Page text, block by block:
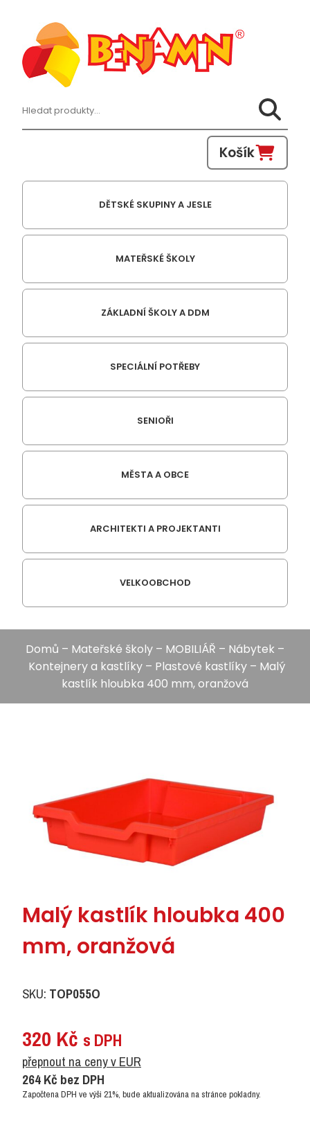
Hledat:
Košík
DĚTSKÉ SKUPINY A JESLE
MATEŘSKÉ ŠKOLY
ZÁKLADNÍ ŠKOLY A DDM
SPECIÁLNÍ POTŘEBY
SENIOŘI
MĚSTA A OBCE
ARCHITEKTI A PROJEKTANTI
VELKOOBCHOD
Domů – Mateřské školy – MOBILIÁŘ – Nábytek –
Kontejnery a kastlíky– Plastové kastlíky– Malý
kastlík hloubka 400 mm, oranžová
Malý kastlík hloubka 400
mm, oranžová
SKU: TOP055O
320 Kč s DPH
přepnout na ceny v EUR
264Kč bez DPH
Započtena DPH ve výši 21%, bude aktualizována na stránce pokladny.